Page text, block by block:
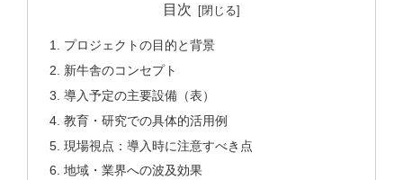
目次
プロジェクトの目的と背景
新牛舎のコンセプト
導入予定の主要設備（表）
教育・研究での具体的活用例
現場視点：導入時に注意すべき点
地域・業界への波及効果